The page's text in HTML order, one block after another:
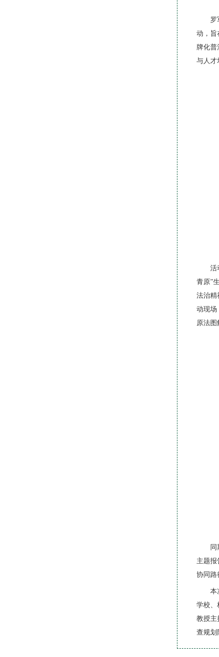
罗
动，旨
牌化
与人才
活
青原”
法治精
动现场
原法图
主题报
协同路
本
学校、
教授主
查规划